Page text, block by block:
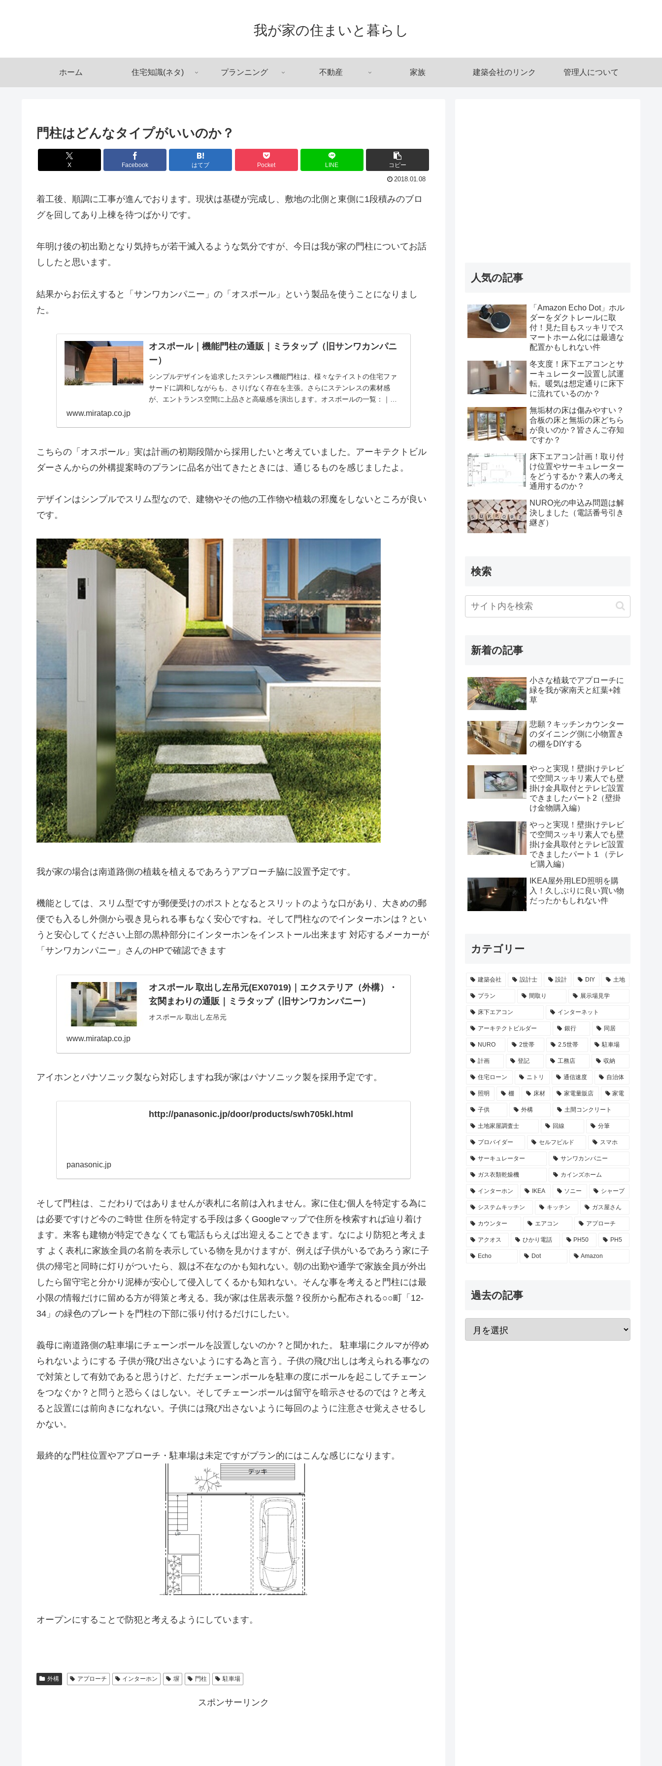
我が家の住まいと暮らし
ホーム 住宅知識(ネタ) プランニング 不動産 家族 建築会社のリンク 管理人について
門柱はどんなタイプがいいのか？
X Facebook はてブ Pocket LINE コピー
2018.01.08
着工後、順調に工事が進んでおります。現状は基礎が完成し、敷地の北側と東側に1段積みのブロ
グを回してあり上棟を待つばかりです。
年明け後の初出勤となり気持ちが若干滅入るような気分ですが、今日は我が家の門柱についてお話
ししたと思います。
結果からお伝えすると「サンワカンパニー」の「オスポール」という製品を使うことになりまし
た。
オスポール｜機能門柱の通販｜ミラタップ（旧サンワカンパニ
ー）
シンプルデザインを追求したステンレス機能門柱は、様々なテイストの住宅ファ
サードに調和しながらも、さりげなく存在を主張。さらにステンレスの素材感
が、エントランス空間に上品さと高級感を演出します。オスポールの一覧：｜建
www.miratap.co.jp
こちらの「オスポール」実は計画の初期段階から採用したいと考えていました。アーキテクトビル
ダーさんからの外構提案時のプランに品名が出てきたときには、通じるものを感じましたよ。
デザインはシンプルでスリム型なので、建物やその他の工作物や植栽の邪魔をしないところが良い
です。
我が家の場合は南道路側の植栽を植えるであろうアプローチ脇に設置予定です。
機能としては、スリム型ですが郵便受けのポストとなるとスリットのような口があり、大きめの郵
便でも入るし外側から覗き見られる事もなく安心ですね。そして門柱なのでインターホンは？とい
うと安心してください上部の黒枠部分にインターホンをインストール出来ます 対応するメーカーが
「サンワカンパニー」さんのHPで確認できます
オスポール 取出し左吊元(EX07019)｜エクステリア（外構）・
玄関まわりの通販｜ミラタップ（旧サンワカンパニー）
オスポール 取出し左吊元
www.miratap.co.jp
アイホンとパナソニック製なら対応しますね我が家はパナソニック製を採用予定です。
http://panasonic.jp/door/products/swh705kl.html
panasonic.jp
そして門柱は、こだわりではありませんが表札に名前は入れません。家に住む個人を特定する為に
は必要ですけど今のご時世 住所を特定する手段は多くGoogleマップで住所を検索すれば辿り着け
ます。来客も建物が特定できなくても電話もらえば出迎えることできます。なにより防犯と考えま
す よく表札に家族全員の名前を表示している物を見かけますが、例えば子供がいるであろう家に子
供の帰宅と同時に灯りがついたら、親は不在なのかも知れない。朝の出勤や通学で家族全員が外出
したら留守宅と分かり泥棒が安心して侵入してくるかも知れない。そんな事を考えると門柱には最
小限の情報だけに留める方が得策と考える。我が家は住居表示盤？役所から配布される○○町「12-
34」の緑色のプレートを門柱の下部に張り付けるだけにしたい。
義母に南道路側の駐車場にチェーンポールを設置しないのか？と聞かれた。 駐車場にクルマが停め
られないようにする 子供が飛び出さないようにする為と言う。子供の飛び出しは考えられる事なの
で対策として有効であると思うけど、ただチェーンポールを駐車の度にポールを起こしてチェーン
をつなぐか？と問うと恐らくはしない。そしてチェーンポールは留守を暗示させるのでは？と考え
ると設置には前向きになれない。子供には飛び出さないように毎回のように注意させ覚えさせるし
かない。
最終的な門柱位置やアプローチ・駐車場は未定ですがプラン的にはこんな感じになります。
オープンにすることで防犯と考えるようにしています。
外構 アプローチ インターホン 塀 門柱 駐車場
スポンサーリンク
人気の記事
「Amazon Echo Dot」ホル
ダーをダクトレールに取
付！見た目もスッキリでス
マートホーム化には最適な
配置かもしれない件
冬支度！床下エアコンとサ
ーキュレーター設置し試運
転。暖気は想定通りに床下
に流れているのか？
無垢材の床は傷みやすい？
合板の床と無垢の床どちら
が良いのか？皆さんご存知
ですか？
床下エアコン計画！取り付
け位置やサーキュレーター
をどうするか？素人の考え
通用するのか？
NURO光の申込み問題は解
決しました（電話番号引き
継ぎ）
検索
新着の記事
小さな植栽でアプローチに
緑を我が家南天と紅葉+雑
草
悲願？キッチンカウンター
のダイニング側に小物置き
の棚をDIYする
やっと実現！壁掛けテレビ
で空間スッキリ素人でも壁
掛け金具取付とテレビ設置
できましたパート2（壁掛
け金物購入編）
やっと実現！壁掛けテレビ
で空間スッキリ素人でも壁
掛け金具取付とテレビ設置
できましたパート１（テレ
ビ購入編）
IKEA屋外用LED照明を購
入！久しぶりに良い買い物
だったかもしれない件
カテゴリー
建築会社 設計士 設計 DIY 土地
プラン 間取り 展示場見学
床下エアコン インターネット
アーキテクトビルダー 銀行 同居
NURO 2世帯 2.5世帯 駐車場
計画 登記 工務店 収納
住宅ローン ニトリ 通信速度 自治体
照明 棚 床材 家電量販店 家電
子供 外構 土間コンクリート
土地家屋調査士 回線 分筆
プロバイダー セルフビルド スマホ
サーキュレーター サンワカンパニー
ガス衣類乾燥機 カインズホーム
インターホン IKEA ソニー シャープ
システムキッチン キッチン ガス屋さん
カウンター エアコン アプローチ
アクオス ひかり電話 PH50 PH5
Echo Dot Amazon
過去の記事